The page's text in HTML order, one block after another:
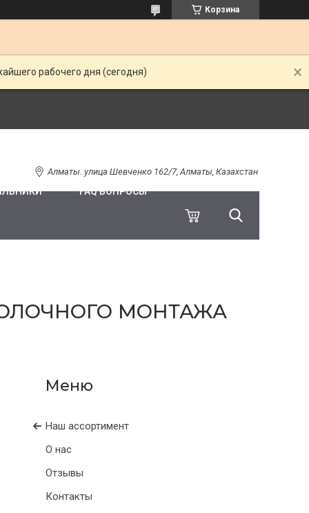
Корзина
рабочего дня (сегодня)
Алматы. улица Шевченко 162/7, Алматы, Казахстан
FAQ ВОПРОСЫ
МОНТАЖА
Наш ассортимент
О нас
Отзывы
Контакты